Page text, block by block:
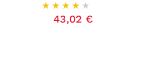
Precio
43,02 €